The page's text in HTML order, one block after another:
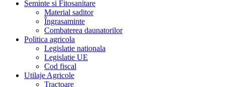
Seminte si Fitosanitare
Material saditor
Îngrasaminte
Combaterea daunatorilor
Politica agricola
Legislatie nationala
Legislatie UE
Cod fiscal
Utilaje Agricole
Tractoare